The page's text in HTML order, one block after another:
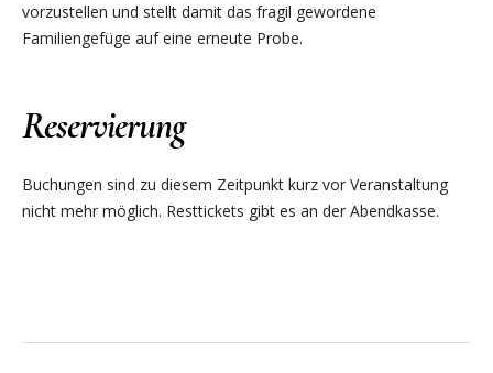
vorzustellen und stellt damit das fragil gewordene
Familiengefüge auf eine erneute Probe.
Reservierung
Buchungen sind zu diesem Zeitpunkt kurz vor Veranstaltung
nicht mehr möglich. Resttickets gibt es an der Abendkasse.